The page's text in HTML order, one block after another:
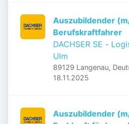
Auszubildender
Berufskraftfahrer
DACHSER SE -
Ulm
89129 Langenau,
Veröffentlicht
18.11.2025
Auszubildender